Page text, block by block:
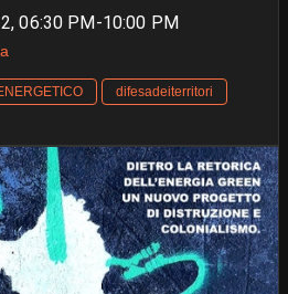
06:30 PM-10:00 PM
difesadeiterritori